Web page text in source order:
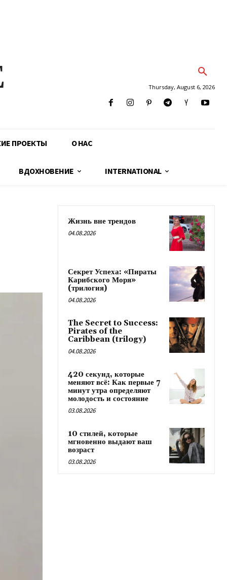
Thursday, August 6, 2026
ПРОЕКТЫ О НАС
ВДОХНОВЕНИЕ INTERNATIONAL
Жизнь вне трендов
04.08.2026
Секрет Успеха: «Пираты
Карибского Моря»
(трилогия)
04.08.2026
The Secret to Success:
Pirates of the
Caribbean (trilogy)
04.08.2026
420 секунд, которые
меняют всё: Как первые 7
минут утра определяют
молодость и состояние
03.08.2026
10 стилей, которые
мгновенно выдают ваш
возраст
03.08.2026